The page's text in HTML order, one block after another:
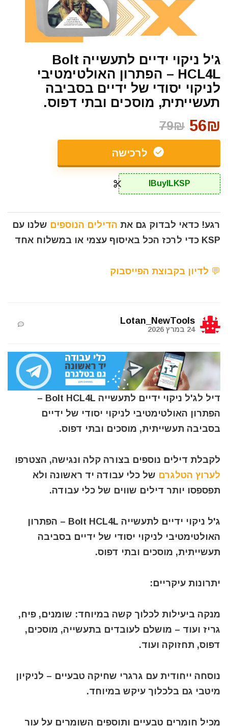
ג'ל ניקוי ידיים לתעשייה Bolt
HCL4L – הפתרון האולטימטיבי
לניקוי יסודי של ידיים בסביבה
תעשייתית, מוסכים ובתי דפוס.
56₪
79₪
לרכישה
IBuyILKSP
רגע! כדאי לבדוק גם את הדילים הנוספים שלנו עם
KSP כדי לרכז הכל באיסוף עצמי או במשלוח אחד
💬 לדיון בקבוצת הפייסבוק
Lotan_NewTools
24 במרץ 2026
דיל לג'ל ניקוי ידיים לתעשייה Bolt HCL4L –
הפתרון האולטימטיבי לניקוי יסודי של ידיים
בסביבה תעשייתית, מוסכים ובתי דפוס.
לקבלת דילים נוספים בצורה קלה ונגישה, הצטרפו
לערוץ הטלגרם של כלי עבודה יד ראשונה ולא
תפספסו יותר דילים שווים של כלי עבודה.
ג'ל ניקוי ידיים לתעשייה Bolt HCL4L – הפתרון
האולטימטיבי לניקוי יסודי של ידיים בסביבה
תעשייתית, מוסכים ובתי דפוס.
יתרונות עיקריים:
מנקה ביעילות לכלוך קשה במיוחד: שומנים, פיח,
גריז ועוד – מושלם לעובדים בתעשייה, מוסכים,
דפוס, תחזוקה ועוד.
נוסחה ייחודית עם גרגרי שחיקה טבעיים – לניקיון
מיטבי גם בלכלוך עיקש במיוחד.
מכיל חומרים טבעיים ותוספים השומרים על עור